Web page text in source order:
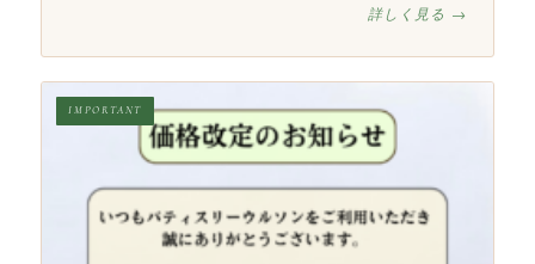
詳しく見る →
IMPORTANT